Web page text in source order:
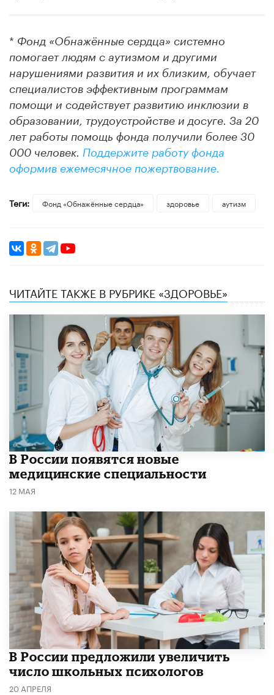
* Фонд «Обнажённые сердца» системно
помогает людям с аутизмом и другими
нарушениями развития и их близким, обучает
специалистов эффективным программам
помощи и содействует развитию инклюзии в
образовании, трудоустройстве и досуге. За 20
лет работы помощь фонда получили более 30
000 человек. Поддержите работу фонда
оформив ежемесячное пожертвование.
Теги: Фонд «Обнажённые сердца» здоровье аутизм
ЧИТАЙТЕ ТАКЖЕ В РУБРИКЕ «ЗДОРОВЬЕ»
В России появятся новые
медицинские специальности
12 МАЯ
В России предложили увеличить
число школьных психологов
20 АПРЕЛЯ